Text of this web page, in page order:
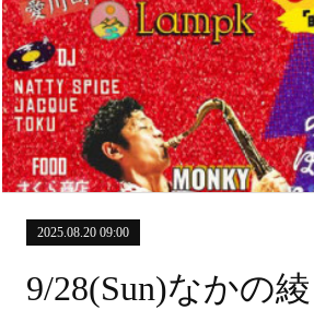
2025.08.20 09:00